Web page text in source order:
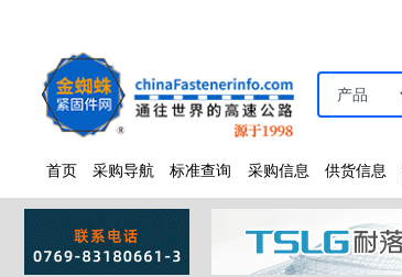
首页 采购导航 标准查询 采购信息 供货信息